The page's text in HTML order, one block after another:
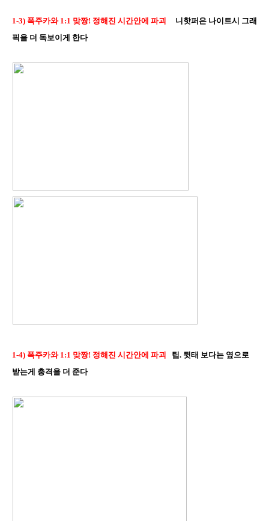
1-3) 폭주카와 1:1 맞짱! 정해진 시간안에 파괴 니핫퍼은 나이트시 그래
픽을 더 독보이게 한다
1-4) 폭주카와 1:1 맞짱! 정해진 시간안에 파괴 팁. 뒷태 보다는 옆으로
받는게 충격을 더 준다